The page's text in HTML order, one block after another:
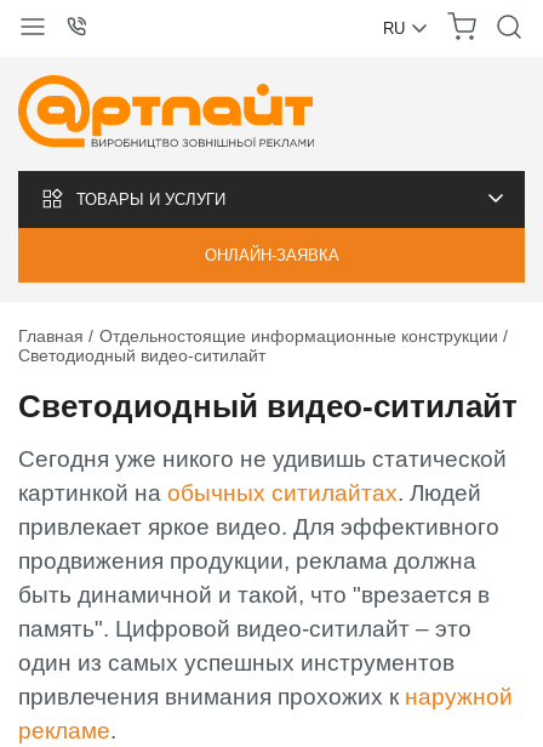
RU
ТОВАРЫ И УСЛУГИ
ОНЛАЙН-ЗАЯВКА
Главная
Отдельностоящие информационные конструкции
Светодиодный видео-ситилайт
Светодиодный видео-ситилайт
Сегодня уже никого не удивишь статической
картинкой на обычных ситилайтах. Людей
привлекает яркое видео. Для эффективного
продвижения продукции, реклама должна
быть динамичной и такой, что "врезается в
память". Цифровой видео-ситилайт – это
один из самых успешных инструментов
привлечения внимания прохожих к наружной
рекламе.